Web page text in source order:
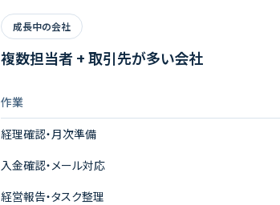
成長中の会社
複数担当者 + 取引先が多い会社
作業
経理確認・月次準備
入金確認・メール対応
経営報告・タスク整理